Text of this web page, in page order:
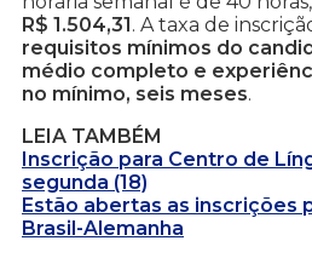
R$ 1.504,31. A taxa de
requisitos mínimos do
médio completo e
no mínimo, seis meses.
LEIA TAMBÉM
Inscrição para Centro de
segunda (18)
Estão abertas as inscrições
Brasil-Alemanha